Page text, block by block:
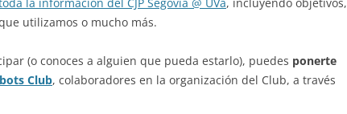
utilizamos o mucho más.
(o conoces a alguien que pueda estarlo), puedes ponerte
Club, colaboradores en la organización del Club, a través